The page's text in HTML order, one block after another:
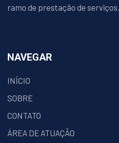
ramo de prestação de serviços...
NAVEGAR
INÍCIO
SOBRE
CONTATO
ÁREA DE ATUAÇÃO